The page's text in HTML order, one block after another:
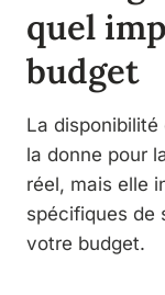
quel
budget
La disponibilité
la donne pour
réel, mais elle
spécifiques de
votre budget.